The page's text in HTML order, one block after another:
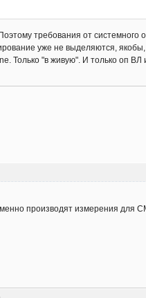
требования от
уже не выделяются,
Только "в живую". И только оп
производят измерения